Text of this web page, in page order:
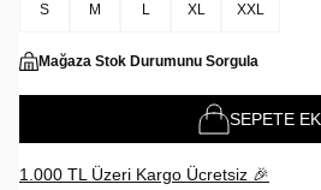
S M L XL XXL
Mağaza Stok Durumunu Sorgula
SEPETE
1.000 TL Üzeri Kargo Ücretsiz 🎉